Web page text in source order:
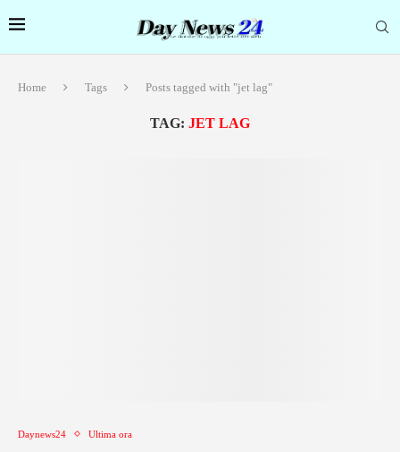
Home Tags Posts tagged with "jet lag"
TAG: JET LAG
Daynews24 Ultima ora